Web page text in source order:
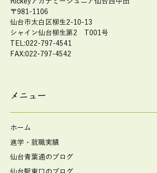
〒981-1106
仙台市太白区柳生2-10-13
シャイン仙台柳生第2 T001号
TEL:022-797-4541
FAX:022-797-4542
メニュー
ホーム
進学・就職実績
仙台青葉通のブログ